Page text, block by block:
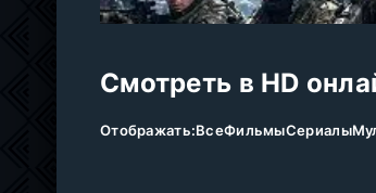
Смотреть в HD
Отображать:ВсеФильмыСериалы